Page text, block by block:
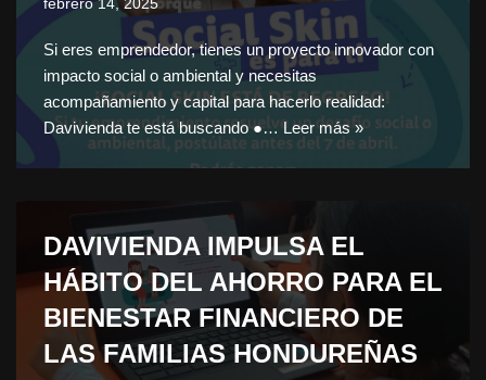
febrero 14, 2025
Si eres emprendedor, tienes un proyecto innovador con
impacto social o ambiental y necesitas
acompañamiento y capital para hacerlo realidad:
Davivienda te está buscando ●…Leer más »
DAVIVIENDA IMPULSA EL
HÁBITO DEL AHORRO PARA EL
BIENESTAR FINANCIERO DE
LAS FAMILIAS HONDUREÑAS